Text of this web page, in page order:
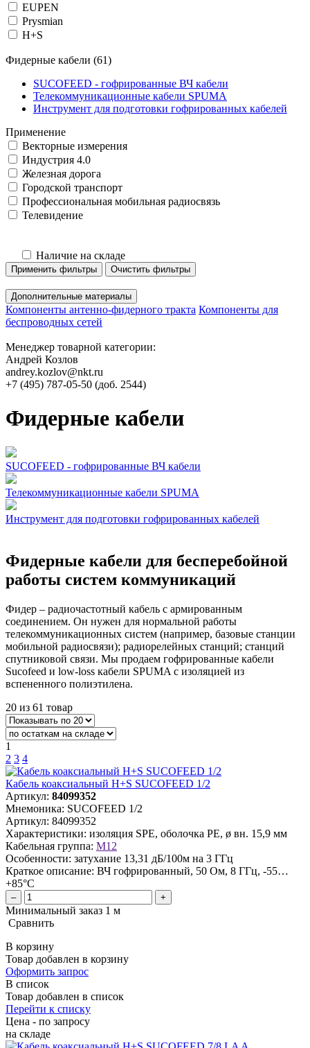
EUPEN
Prysmian
H+S
Фидерные кабели (61)
SUCOFEED - гофрированные ВЧ кабели
Телекоммуникационные кабели SPUMA
Инструмент для подготовки гофрированных кабелей
Применение
Векторные измерения
Индустрия 4.0
Железная дорога
Городской транспорт
Профессиональная мобильная радиосвязь
Телевидение
Наличие на складе
Применить фильтры Очистить фильтры
Дополнительные материалы
Компоненты антенно-фидерного тракта Компоненты для
беспроводных сетей
Менеджер товарной категории:
Андрей Козлов
andrey.kozlov@nkt.ru
+7 (495) 787-05-50 (доб. 2544)
Фидерные кабели
SUCOFEED - гофрированные ВЧ кабели
Телекоммуникационные кабели SPUMA
Инструмент для подготовки гофрированных кабелей
Фидерные кабели для бесперебойной
работы систем коммуникаций
Фидер – радиочастотный кабель с армированным
соединением. Он нужен для нормальной работы
телекоммуникационных систем (например, базовые станции
мобильной радиосвязи); радиорелейных станций; станций
спутниковой связи. Мы продаем гофрированные кабели
Sucofeed и low-loss кабели SPUMA с изоляцией из
вспененного полиэтилена.
20 из 61 товар
1
2 3 4
Кабель коаксиальный H+S SUCOFEED 1/2
Артикул: 84099352
Мнемоника: SUCOFEED 1/2
Артикул: 84099352
Характеристики: изоляция SPE, оболочка PE, ø вн. 15,9 мм
Кабельная группа: M12
Особенности: затухание 13,31 дБ/100м на 3 ГГц
Краткое описание: ВЧ гофрированный, 50 Ом, 8 ГГц, -55…
+85°C
– +
Минимальный заказ 1 м
Сравнить
В корзину
Товар добавлен в корзину
Оформить запрос
В список
Товар добавлен в список
Перейти к списку
Цена - по запросу
на складе